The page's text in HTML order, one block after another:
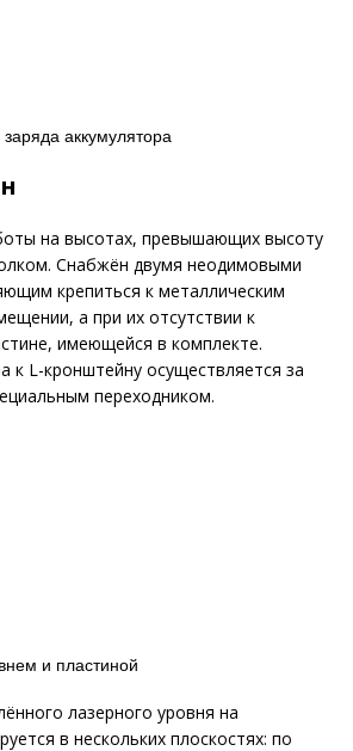
аккумулятора
на высотах, превышающих высоту
Снабжён двумя неодимовыми
крепиться к металлическим
а при их отсутствии к
имеющейся в комплекте.
к L-кронштейну осуществляется за
переходником.
и пластиной
лазерного уровня на
в нескольких плоскостях: по